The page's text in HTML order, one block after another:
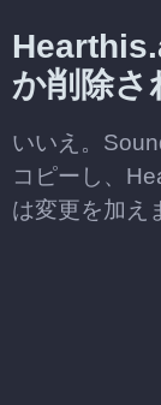
か削除さ
いいえ。
コピーし、
は変更を加え